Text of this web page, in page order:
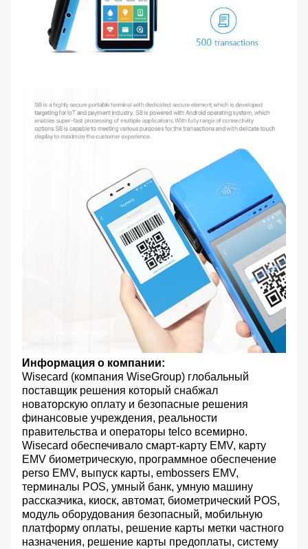
Информация о компании:
Wisecard (компания WiseGroup) глобальный
поставщик решения который снабжал
новаторскую оплату и безопасные решения
финансовые учреждения, реальности
правительства и операторы telco всемирно.
Wisecard обеспечивало смарт-карту EMV, карту
EMV биометрическую, программное обеспечение
perso EMV, выпуск карты, embossers EMV,
терминалы POS, умный банк, умную машину
рассказчика, киоск, автомат, биометрический POS,
модуль оборудования безопасный, мобильную
платформу оплаты, решение карты метки частного
назначения, решение карты предоплаты, систему